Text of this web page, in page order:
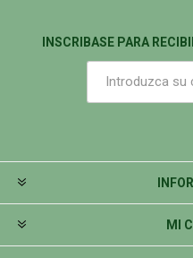
INSCRIBASE PARA
MI